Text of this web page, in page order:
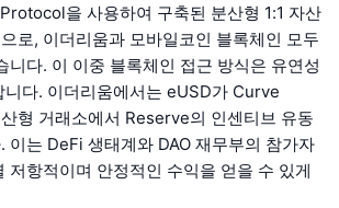
을 사용하여 구축된 분산형 1:1 자산
로, 이더리움과 모바일코인 블록체인 모두
니다. 이 이중 블록체인 접근 방식은 유연성
다. 이더리움에서는 eUSD가 Curve
형 거래소에서 Reserve의 인센티브 유동
이는 DeFi 생태계와 DAO 재무부의 참가자
저항적이며 안정적인 수익을 얻을 수 있게